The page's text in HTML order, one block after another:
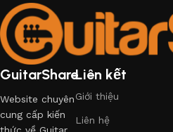
GuitarShare
Website chuyên
cung cấp kiến
Liên kết
Giới thiệu
Liên hệ